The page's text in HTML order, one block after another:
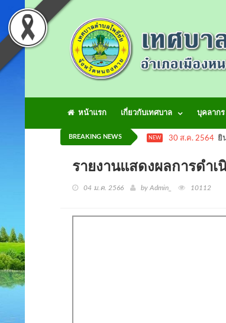
หน้าแรก เกี่ยวกับเทศบาล บุคลากร
BREAKING NEWS NEW 30 ส.ค. 2564 ยิ
รายงานแสดงผลการดำ
04 ม.ค. 2566 by Admin_ 10112